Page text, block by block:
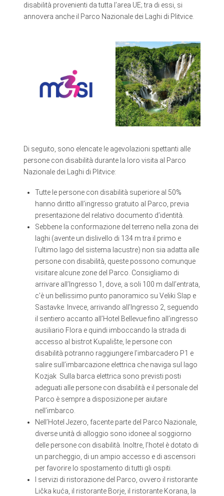
disabilità provenienti da tutta l’area UE; tra di essi, si
annovera anche il Parco Nazionale dei Laghi di Plitvice.
Di seguito, sono elencate le agevolazioni spettanti alle
persone con disabilità durante la loro visita al Parco
Nazionale dei Laghi di Plitvice:
Tutte le persone con disabilità superiore al 50%
hanno diritto all’ingresso gratuito al Parco, previa
presentazione del relativo documento d’identità.
Sebbene la conformazione del terreno nella zona dei
laghi (avente un dislivello di 134 m tra il primo e
l’ultimo lago del sistema lacustre) non sia adatta alle
persone con disabilità, queste possono comunque
visitare alcune zone del Parco. Consigliamo di
arrivare all’Ingresso 1, dove, a soli 100 m dall’entrata,
c’è un bellissimo punto panoramico su Veliki Slap e
Sastavke. Invece, arrivando all’Ingresso 2, seguendo
il sentiero accanto all’Hotel Bellevue fino all’ingresso
ausiliario Flora e quindi imboccando la strada di
accesso al bistrot Kupalište, le persone con
disabilità potranno raggiungere l’imbarcadero P1 e
salire sull’imbarcazione elettrica che naviga sul lago
Kozjak Sulla barca elettrica sono previsti posti
adeguati alle persone con disabilità e il personale del
Parco è sempre a disposizione per aiutare
nell’imbarco.
Nell’Hotel Jezero, facente parte del Parco Nazionale,
diverse unità di alloggio sono idonee al soggiorno
delle persone con disabilità. Inoltre, l’hotel è dotato di
un parcheggio, di un ampio accesso e di ascensori
per favorire lo spostamento di tutti gli ospiti.
I servizi di ristorazione del Parco, ovvero il ristorante
Lička kuća, il ristorante Borje, il ristorante Korana, la